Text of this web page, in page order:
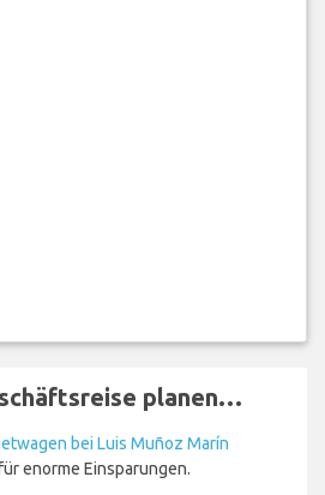
planen…
bei Luis Muñoz Marín
enorme Einsparungen.